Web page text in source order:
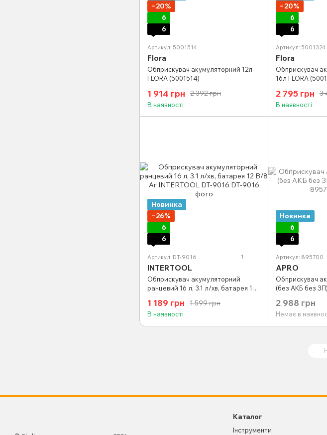
−20%
6
6
Артикул: 5001514
Flora
Обприскувач акумуляторний 12л
FLORA (5001514)
2 392 грн
1 914 грн
В наявності
−20%
6
6
Артикул: 5001324
Flora
Обприскувач
16л FLORA
3
2 795 грн
В наявності
Новинка
−26%
6
6
Артикул: DT-9016 1
INTERTOOL
Обприскувач акумуляторний
ранцевий 16 л, 3.1 л/хв, батарея 12
1 599 грн
1 189 грн
В наявності
Новинка
6
6
Артикул: 895700
APRO
Обприскувач
(без АКБ без
2 988 грн
Немає в
Каталог
Інструменти